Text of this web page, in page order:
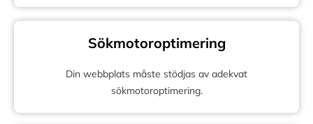
Sökmotoroptimering
Din webbplats måste stödjas av adekvat
sökmotoroptimering.